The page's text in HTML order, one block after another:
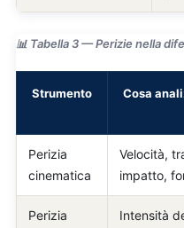
📊 Tabella 3 — Perizie nella
Strumento Cosa
Perizia
cinematica
Velocità,
impatto,
Perizia
Intensità